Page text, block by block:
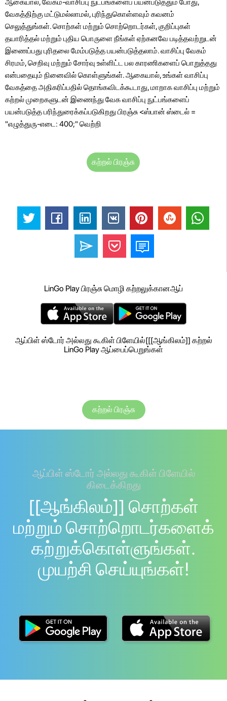
வேகத்திற்கு மட்டுமல்லாமல், புரிந்துகொள்ளவும் கவனம்
செலுத்துங்கள். சொற்கள் மற்றும் சொற்றொடர்கள், குறிப்புகள்
தயாரித்தல் மற்றும் புதிய பொருளை நீங்கள் ஏற்கனவே படித்தவற்றுடன்
இணைப்பது புரிதலை மேம்படுத்த பயன்படுத்தலாம். வாசிப்பு வேகம்
சிரமம், செறிவு மற்றும் சோர்வு உள்ளிட்ட பல காரணிகளைப் பொறுத்தது
என்பதையும் நினைவில் கொள்ளுங்கள். ஆகையால், உங்கள் வாசிப்பு
வேகத்தை அதிகரிப்பதில் தொங்கவிடக்கூடாது, மாறாக வாசிப்பு மற்றும்
கற்றல் முறைகளுடன் இணைந்து வேக வாசிப்பு நுட்பங்களைப்
பயன்படுத்த பரிந்துரைக்கப்படுகிறது பிரஞ்சு <ஸ்பான் ஸ்டைல் ​​=
"எழுத்துரு-எடை: 400;" வெற்றி
கற்றல் பிரஞ்சு
LinGo Play பிரஞ்சு மொழி கற்றலுக்கானஆப்
ஆப்பிள் ஸ்டோர் அல்லது கூகிள் பிளேயில்[[[ஆங்கிலம்]] கற்றல்
LinGo Play ஆப்பைப்பெறுங்கள்
கற்றல் பிரஞ்சு
ஆப்பிள் ஸ்டோர் அல்லது கூகிள் பிளேயில்
கிடைக்கிறது
[[ஆங்கிலம்]] சொற்கள்
மற்றும் சொற்றொடர்களைக்
கற்றுக்கொள்ளுங்கள்.
முயற்சி செய்யுங்கள்!